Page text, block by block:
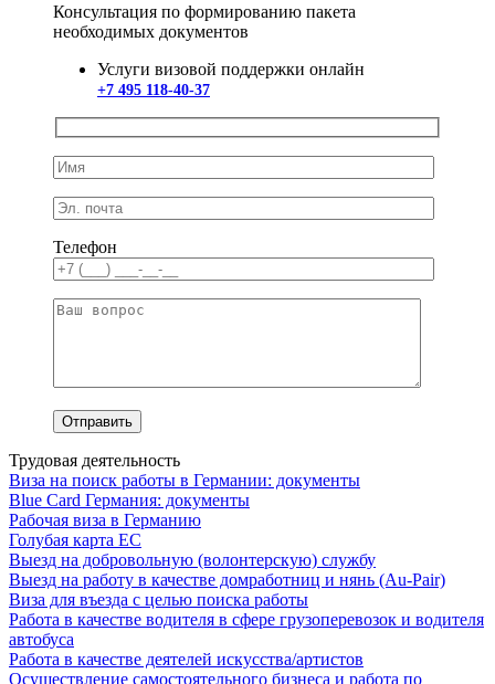
Консультация по формированию пакета
необходимых документов
Услуги визовой поддержки онлайн
+7 495 118-40-37
Телефон
Трудовая деятельность
Виза на поиск работы в Германии: документы
Blue Card Германия: документы
Рабочая виза в Германию
Голубая карта ЕС
Выезд на добровольную (волонтерскую) службу
Выезд на работу в качестве домработниц и нянь (Au-Pair)
Виза для въезда с целью поиска работы
Работа в качестве водителя в сфере грузоперевозок и водителя
автобуса
Работа в качестве деятелей искусства/артистов
Осуществление самостоятельного бизнеса и работа по